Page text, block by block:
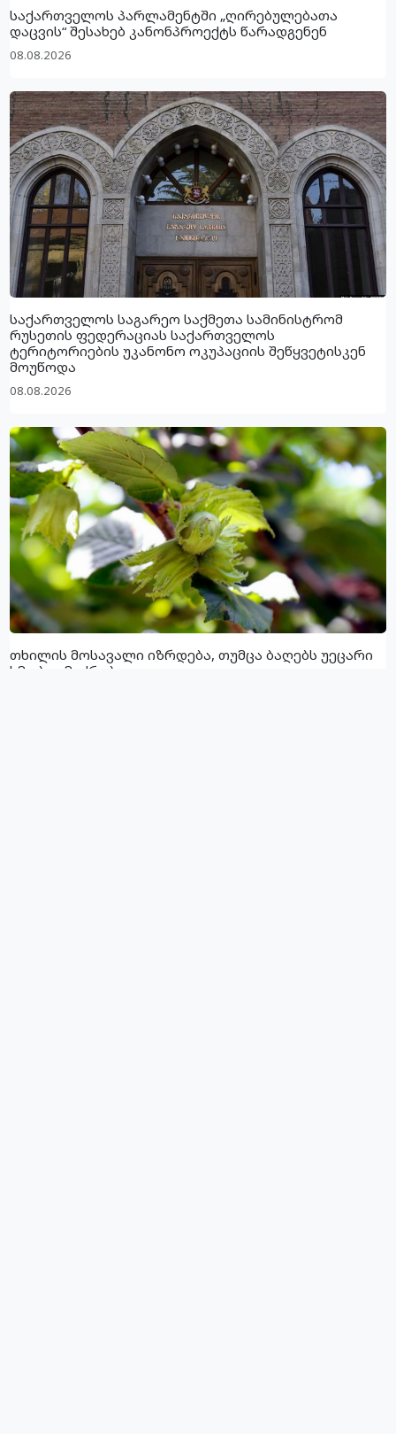
საქართველოს პარლამენტში „ღირებულებათა
დაცვის“ შესახებ კანონპროექტს წარადგენენ
08.08.2026
საქართველოს საგარეო საქმეთა სამინისტრომ
რუსეთის ფედერაციას საქართველოს
ტერიტორიების უკანონო ოკუპაციის შეწყვეტისკენ
მოუწოდა
08.08.2026
თხილის მოსავალი იზრდება, თუმცა ბაღებს უეცარი
ხმობა ემუქრება